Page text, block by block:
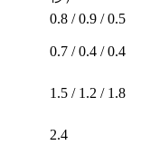
0.8 / 0.9 / 0.5
0.7 / 0.4 / 0.4
1.5 / 1.2 / 1.8
2.4